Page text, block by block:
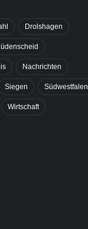
Drolshagen
Nachrichten
Siegen Südwestfalen
Wirtschaft